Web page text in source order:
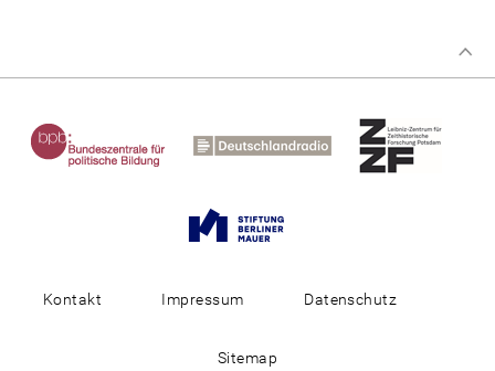
Kontakt Impressum Datenschutz
Sitemap